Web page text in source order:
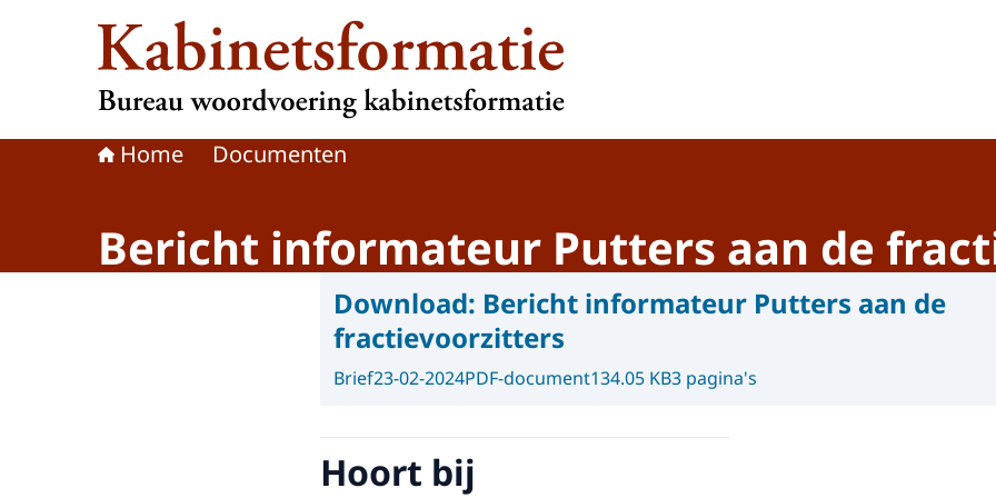
Naar de homepage van Kabinetsformatie
Home Documenten
Bericht informateur Putters aan de
Download: Bericht informateur Putters aan de
fractievoorzitters
Brief23-02-2024PDF-document134.05 KB3 pagina's
Hoort bij